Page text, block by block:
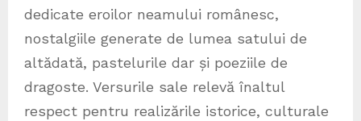
dedicate eroilor neamului românesc,
nostalgiile generate de lumea satului de
altădată, pastelurile dar și poeziile de
dragoste. Versurile sale relevă înaltul
respect pentru realizările istorice, culturale